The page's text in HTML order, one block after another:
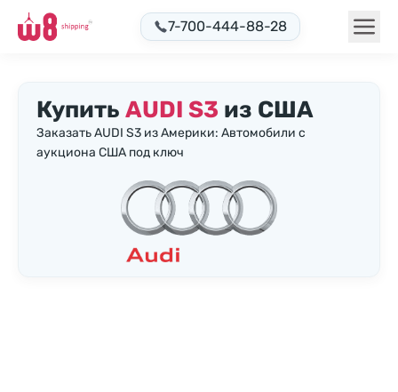
7-700-444-88-28
Купить AUDI S3 из США
Заказать AUDI S3 из Америки: Автомобили с
аукциона США под ключ